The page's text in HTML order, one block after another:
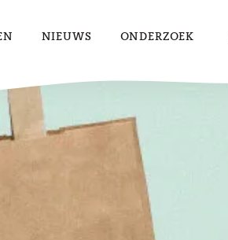
NIEUWS ONDERZOEK